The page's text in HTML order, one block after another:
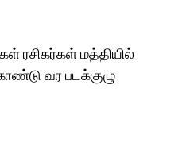
ரசிகர்கள் மத்தியில்
வர படக்குழு